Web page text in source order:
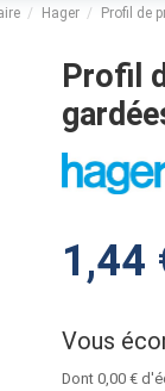
Hager Profil de
Profil
1,44
Vous
Dont 0,00 €